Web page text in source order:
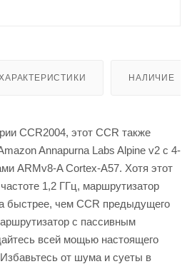
НАЛИЧИЕ
CCR2004, этот CCR также
Annapurna Labs Alpine v2 с 4-
ARMv8-A Cortex-A57. Хотя этот
1,2 ГГц, маршрутизатор
быстрее, чем CCR предыдущего
с пассивным
всей мощью настоящего
от шума и суеты в